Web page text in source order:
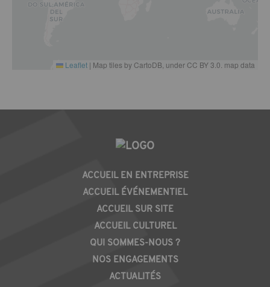
Leaflet | Map tiles by CartoDB, under CC BY 3.0. map data
ACCUEIL EN ENTREPRISE
ACCUEIL ÉVÉNEMENTIEL
ACCUEIL SUR SITE
ACCUEIL CULTUREL
QUI SOMMES-NOUS ?
NOS ENGAGEMENTS
ACTUALITÉS